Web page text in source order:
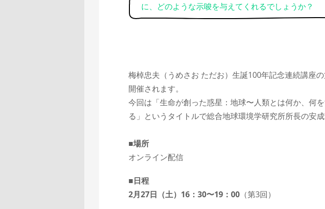
に、どのような示唆を与えてくれるでしょうか？
梅棹忠夫（うめさお ただお）生誕100年記念連続講座
開催されます。
今回は「生命が創った惑星：地球〜人類とは何か、何
る」というタイトルで総合地球環境学研究所所長の安成
■場所
オンライン配信
■日程
2月27日（土）16：30〜19：00 （第3回）